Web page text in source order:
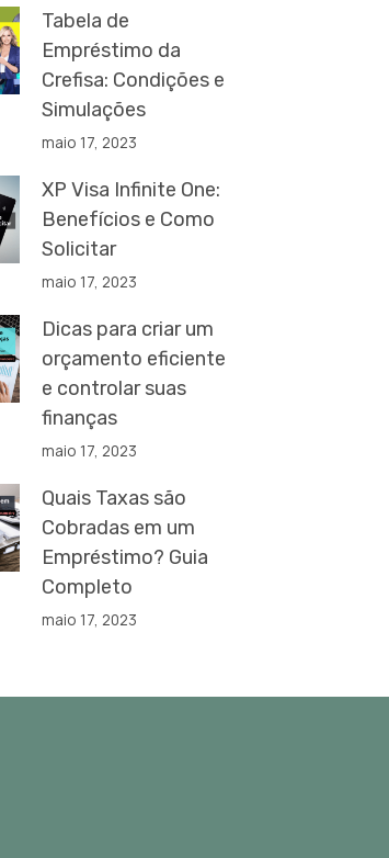
Tabela de
Empréstimo da
Crefisa: Condições e
Simulações
maio 17, 2023
XP Visa Infinite One:
Benefícios e Como
Solicitar
maio 17, 2023
Dicas para criar um
orçamento eficiente
e controlar suas
finanças
maio 17, 2023
Quais Taxas são
Cobradas em um
Empréstimo? Guia
Completo
maio 17, 2023